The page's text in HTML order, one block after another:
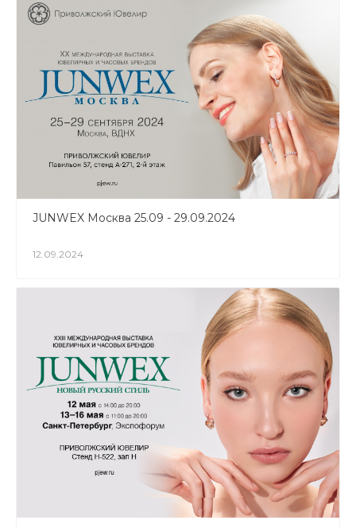
JUNWEX Москва 25.09 - 29.09.2024
12.09.2024